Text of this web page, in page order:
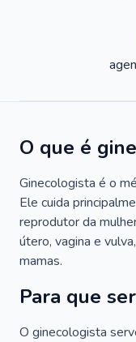
O que é
Ginecologista é o
Ele cuida
reprodutor da
útero, vagina e
mamas.
Para que
O ginecologista